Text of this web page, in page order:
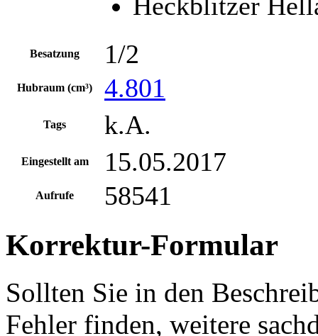
Besatzung 1/2
Hubraum (cm³) 4.801
Tags k.A.
Eingestellt am 15.05.2017
Aufrufe 58541
Korrektur-Formular
Sollten Sie in den
Fehler finden, weitere